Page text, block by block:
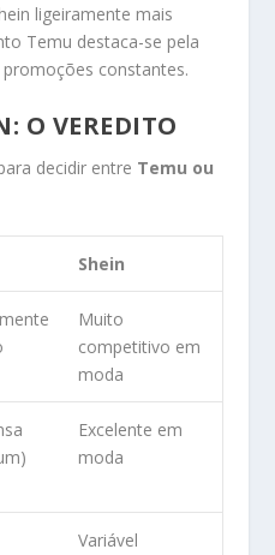
ligeiramente mais
Temu destaca-se pela
constantes.
O VEREDITO
decidir entre Temu ou
Shein
Muito
competitivo em
moda
Excelente em
moda
Variável